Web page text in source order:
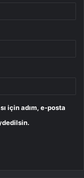
için adım, e-posta